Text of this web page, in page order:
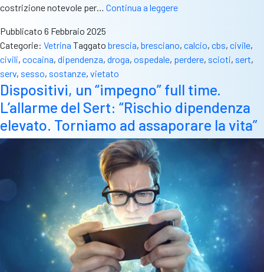
costrizione notevole per… Continua a leggereIpersessualità,
comportamentale
che
diventare
schiavitù
Pubblicato 6 Febbraio 2025
Categorie: Vetrina Taggato brescia, bresciano, calcio, cbs, civile,
civili, cocaina, dipendenza, droga, ospedale, perdere, scioti, sert,
serv, sesso, sostanze, vietato
Dispositivi, un “impegno” full time.
L’allarme del Sert: “Rischio dipendenza
elevato. Torniamo ad assaporare la vita”